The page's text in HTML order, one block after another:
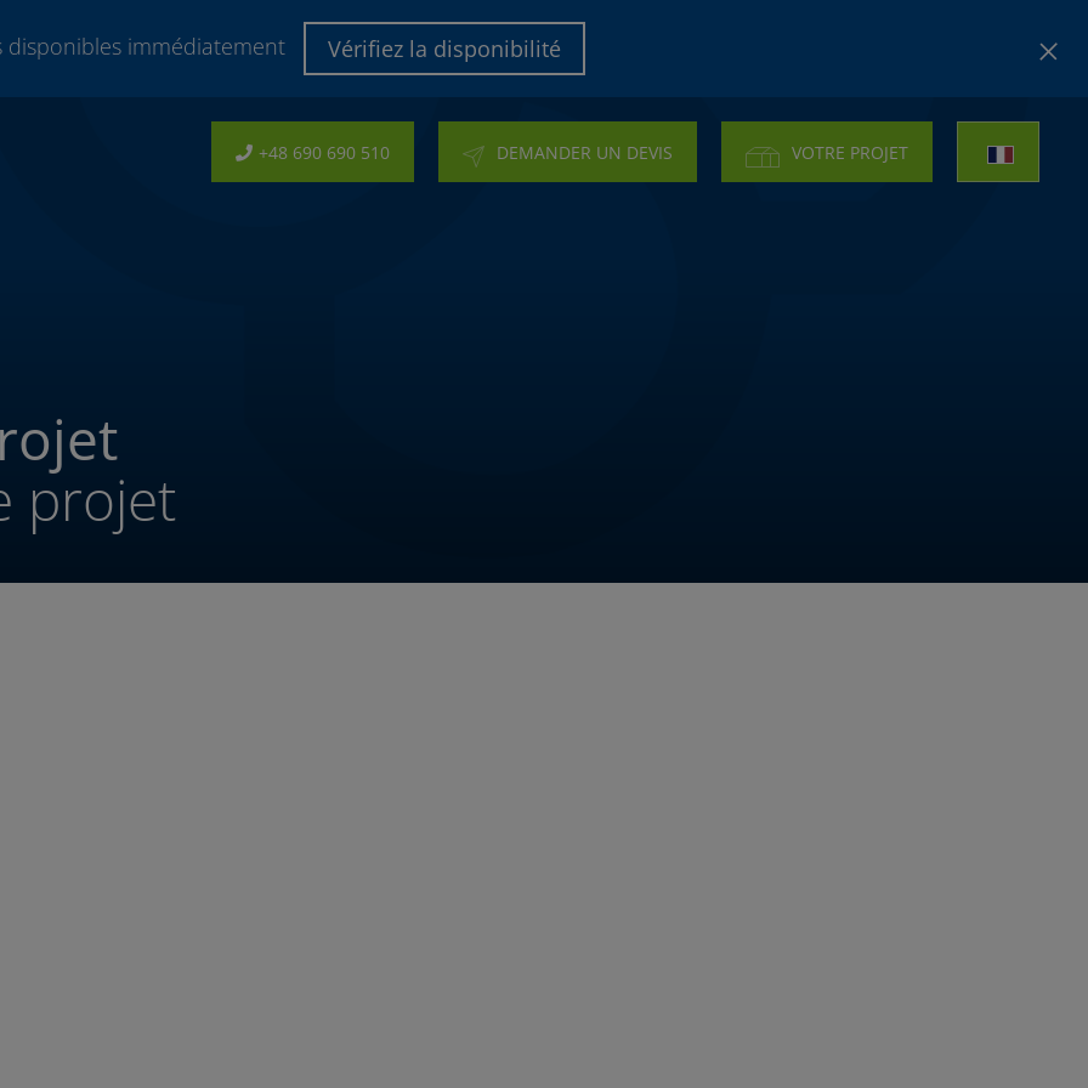
disponibles immédiatement Vérifiez la disponibilité
+48 690 690 510 DEMANDER UN DEVIS VOTRE PROJET
projet